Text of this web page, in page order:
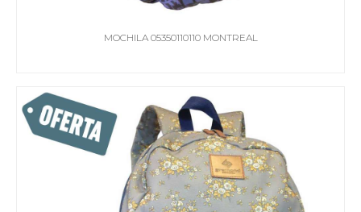
MOCHILA 05350110110 MONTREAL